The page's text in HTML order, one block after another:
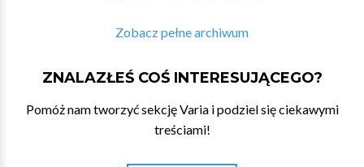
Zobacz pełne archiwum
ZNALAZŁEŚ COŚ INTERESUJĄCEGO?
Pomóż nam tworzyć sekcję Varia i podziel się ciekawymi
treściami!